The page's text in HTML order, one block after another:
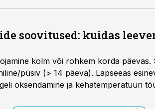
soovitused: kuidas
kolm või rohkem korda
püsiv (> 14 päeva). Lapseeas
oksendamine ja kehatemperatuuri